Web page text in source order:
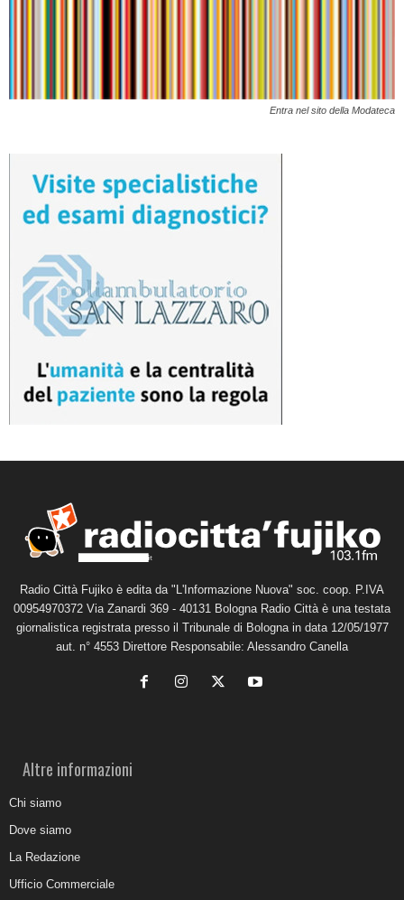
Entra nel sito della Modateca
Radio Città Fujiko è edita da "L'Informazione Nuova" soc. coop. P.IVA
00954970372 Via Zanardi 369 - 40131 Bologna Radio Città è una testata
giornalistica registrata presso il Tribunale di Bologna in data 12/05/1977
aut. n° 4553 Direttore Responsabile: Alessandro Canella
Altre informazioni
Chi siamo
Dove siamo
La Redazione
Ufficio Commerciale